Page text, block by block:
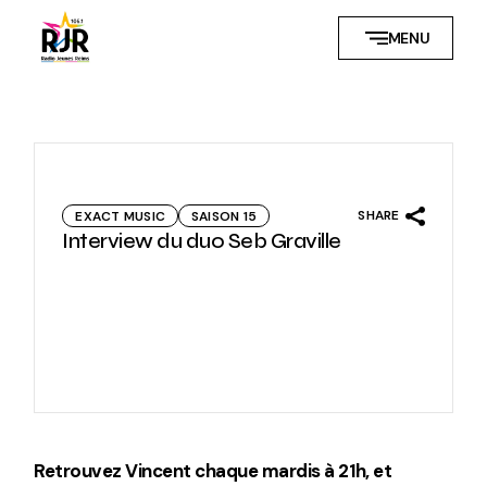
content
MENU
EXACT MUSIC SAISON 15
Interview du duo Seb Graville
SHARE
Retrouvez Vincent chaque mardis à 21h, et